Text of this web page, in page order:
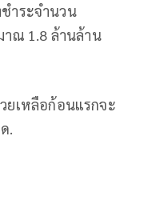
ชำระจำนวน
าณ 1.8 ล้านล้าน
ยเหลือก้อนแรกจะ
.